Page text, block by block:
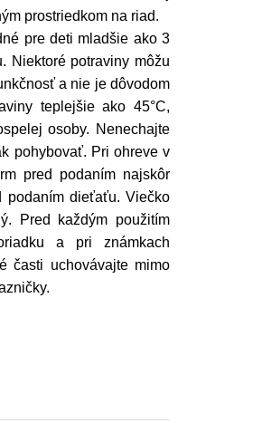
prostriedkom na riad.
pre deti mladšie ako 3
Niektoré potraviny môžu
a nie je dôvodom
teplejšie ako 45°C,
osoby. Nenechajte
pohybovať. Pri ohreve v
pred podaním najskôr
podaním dieťaťu. Viečko
Pred každým použitím
a pri známkach
časti uchovávajte mimo